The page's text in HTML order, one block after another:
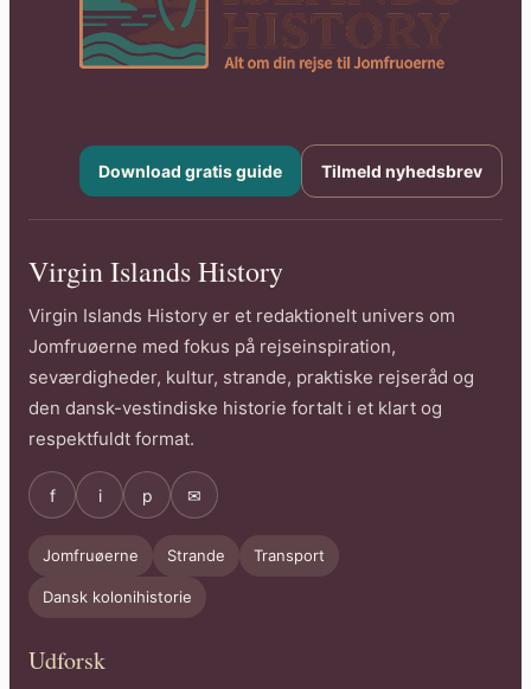
Download gratis guide Tilmeld nyhedsbrev
Virgin Islands History
Virgin Islands History er et redaktionelt univers om
Jomfruøerne med fokus på rejseinspiration,
seværdigheder, kultur, strande, praktiske rejseråd og
den dansk-vestindiske historie fortalt i et klart og
respektfuldt format.
f i p ✉
Jomfruøerne Strande Transport
Dansk kolonihistorie
Udforsk